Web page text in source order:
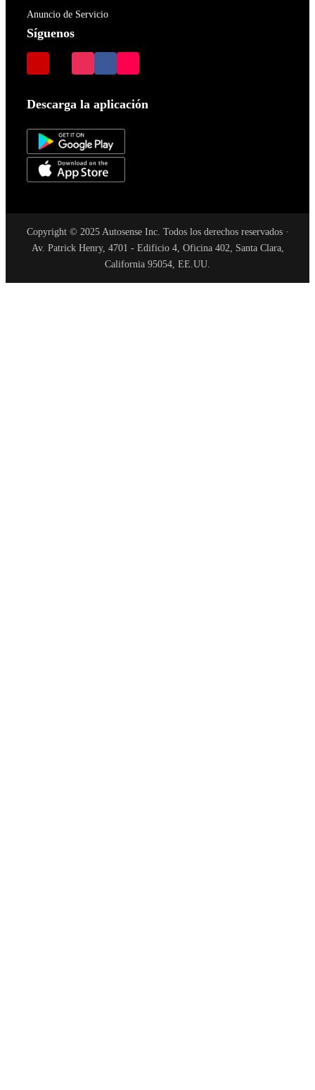
Anuncio de Servicio
Síguenos
Descarga la aplicación
Copyright © 2025 Autosense Inc. Todos los derechos reservados ·
Av. Patrick Henry, 4701 - Edificio 4, Oficina 402, Santa Clara,
California 95054, EE.UU.